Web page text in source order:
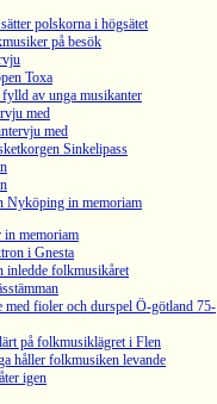
polskorna i högsätet
på besök
Toxa
av unga musikanter
med
med
Sinkelipass
Nyköping in memoriam
in memoriam
i Gnesta
inledde folkmusikåret
med fioler och durspel Ö-götland 75-
på folkmusiklägret i Flen
håller folkmusiken levande
igen